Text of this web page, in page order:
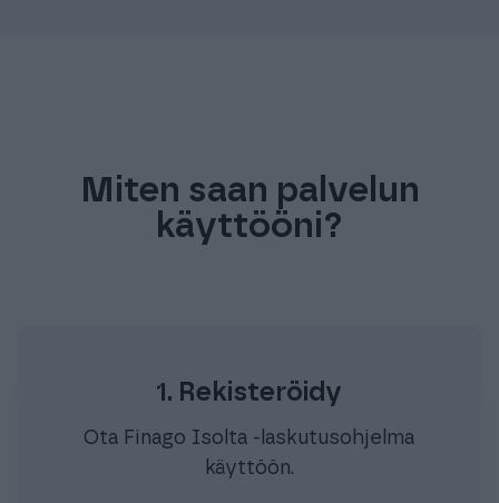
Miten saan palvelun
käyttööni?
1. Rekisteröidy
Ota Finago Isolta -laskutusohjelma
käyttöön.